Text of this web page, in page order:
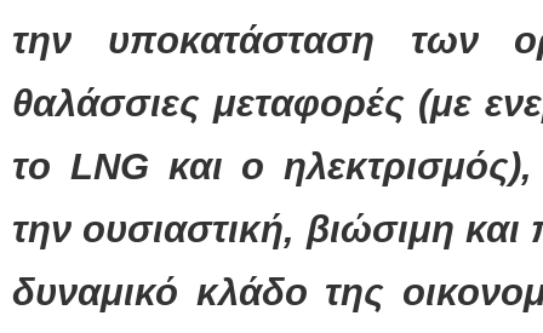
την υποκατάσταση των
θαλάσσιες μεταφορές (με
το LNG και ο ηλεκτρισμός),
την ουσιαστική, βιώσιμη
δυναμικό κλάδο της